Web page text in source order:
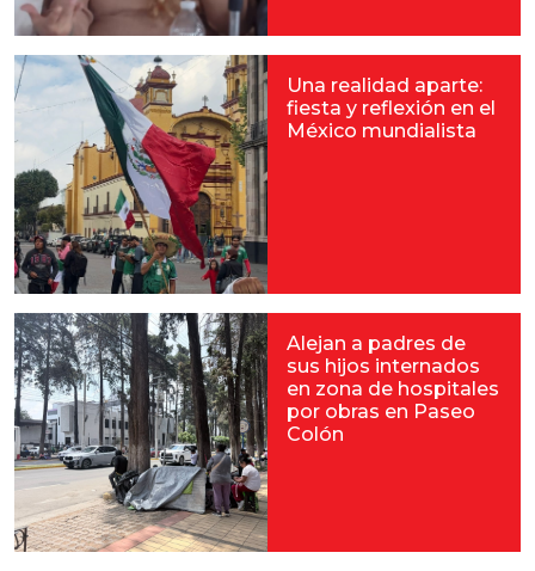
Una realidad aparte:
fiesta y reflexión en el
México mundialista
Alejan a padres de
sus hijos internados
en zona de hospitales
por obras en Paseo
Colón